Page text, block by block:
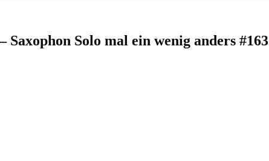
Solo mal ein wenig anders #163